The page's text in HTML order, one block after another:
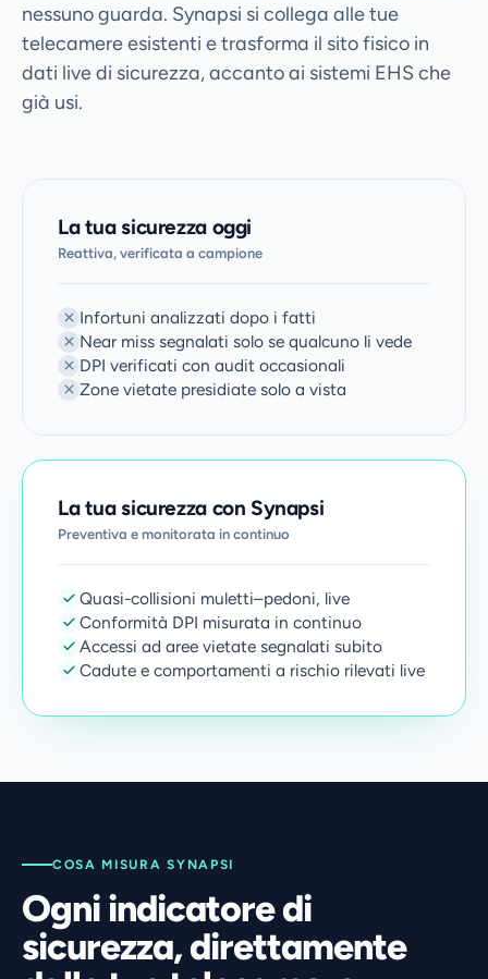
nessuno guarda. Synapsi si collega alle tue
telecamere esistenti e trasforma il sito fisico in
dati live di sicurezza, accanto ai sistemi EHS che
già usi.
La tua sicurezza oggi
Reattiva, verificata a campione
Infortuni analizzati dopo i fatti
Near miss segnalati solo se qualcuno li vede
DPI verificati con audit occasionali
Zone vietate presidiate solo a vista
La tua sicurezza con Synapsi
Preventiva e monitorata in continuo
Quasi-collisioni muletti–pedoni, live
Conformità DPI misurata in continuo
Accessi ad aree vietate segnalati subito
Cadute e comportamenti a rischio rilevati live
COSA MISURA SYNAPSI
Ogni indicatore di
sicurezza, direttamente